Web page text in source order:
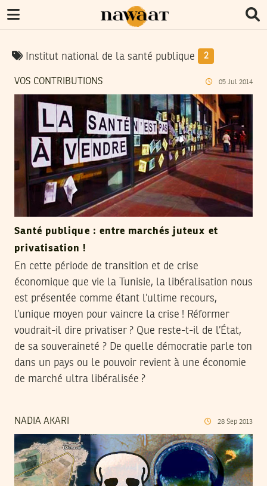
Institut national de la santé publique 2
VOS CONTRIBUTIONS 05 Jul 2014
Santé publique : entre marchés juteux et
privatisation !
En cette période de transition et de crise
économique que vie la Tunisie, la libéralisation nous
est présentée comme étant l’ultime recours,
l’unique moyen pour vaincre la crise ! Réformer
voudrait-il dire privatiser ? Que reste-t-il de l’État,
de sa souveraineté ? De quelle démocratie parle ton
dans un pays ou le pouvoir revient à une économie
de marché ultra libéralisée ?
NADIA AKARI 28 Sep 2013